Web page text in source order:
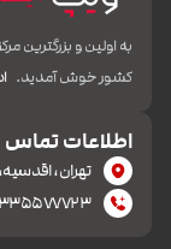
به اولین و بزرگترین
کشور خوش آمدید.
اطلاعات تماس
تهران، اقدسیه،